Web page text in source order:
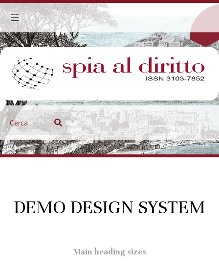
DEMO DESIGN SYSTEM
Main heading sizes